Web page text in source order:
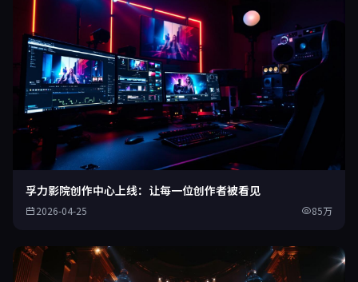
孚力影院创作中心上线：让每一位创作者被看见
2026-04-25 85万